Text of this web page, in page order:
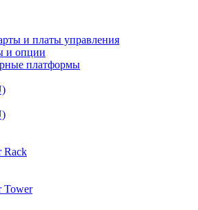
и платы управления
и опции
платформы
Rack
Tower